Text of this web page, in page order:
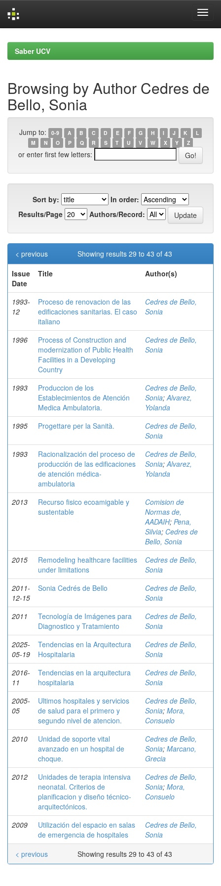
navigationSaber UCV
Browsing by Author Cedres de
Bello, Sonia
Jump to: 0-9 A B C D E F G H I J K
L
M
N O P Q R S T U V W X Y Z
or enter first few letters:
Sort by:
In order:
Results/Page
Authors/Record:
Showing results 29 to 43 of 43
< previous
Issue
Date
Title Author(s)
1993-
12
Proceso de renovacion de las
edificaciones sanitarias. El caso
italiano
Cedres de Bello,
Sonia
1996
Process of Construction and
modernization of Public Health
Facilities in a Developing
Country
Cedres de Bello,
Sonia
1993
Produccion de los
Establecimientos de Atención
Medica Ambulatoria.
Cedres de Bello,
Sonia;Alvarez,
Yolanda
1995
Progettare per la Sanità.
Cedres de Bello,
Sonia
1993
Racionalización del proceso de
producción de las edificaciones
de atención médica-
ambulatoria
Cedres de Bello,
Sonia;Alvarez,
Yolanda
2013
Recurso fisico ecoamigable y
sustentable
Comision de
Normas de,
AADAIH; Pena,
Silvia; Cedres de
Bello, Sonia
2015
Remodeling healthcare facilities
under limitations
Cedres de Bello,
Sonia
2011-
12-15
Sonia Cedrés de Bello
Cedres de Bello,
Sonia
2011
Tecnología de Imágenes para
Diagnostico y Tratamiento
Cedres de Bello,
Sonia
2025-
05-19
Tendencias en la Arquitectura
Hospitalaria
Cedres de Bello,
Sonia
2016-
11
Tendencias en la arquitectura
hospitalaria
Cedres de Bello,
Sonia
2005-
05
Ultimos hospitales y servicios
de salud para el primero y
segundo nivel de atencion.
Cedres de Bello,
Sonia; Mora,
Consuelo
2010
Unidad de soporte vital
avanzado en un hospital de
choque.
Cedres de Bello,
Sonia; Marcano,
Grecia
2012
Unidades de terapia intensiva
neonatal. Criterios de
planificacion y diseño técnico-
arquitectónicos.
Cedres de Bello,
Sonia; Mora,
Consuelo
2009
Utilización del espacio en salas
de emergencia de hospitales
Cedres de Bello,
Sonia
Showing results 29 to 43 of 43
< previous